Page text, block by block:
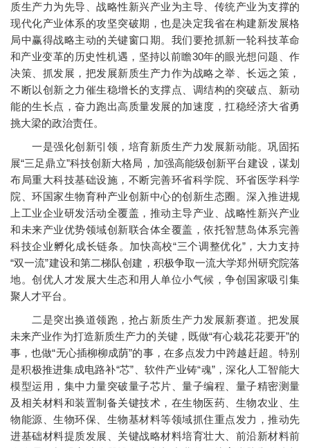
质生产力为先导、战略性新兴产业为主导、传统产业为支撑的
现代化产业体系的攻坚突破期，也是决定我省在构建新发展格
局中赢得战略主动的关键窗口期。我们要抢抓新一轮科技革命
和产业变革的历史性机遇，坚持以前瞻30年的眼光想问题、作
决策、抓发展，把发展新质生产力作为战略之举、长远之策，
不断以创新之力催生稳增长的支撑点、调结构的突破点、新动
能的生长点，奋力跑出高质量发展的加速度，扛稳经济大省勇
挑大梁的政治责任。
一是强化创新引领，培育新质生产力发展新动能。巩固拓
展“三足鼎立”科技创新大格局，加强高能级创新平台建设，谋划
布局重大科技基础设施，不断完善环省科学院、环省医学科学
院、环国家生物育种产业创新中心的创新生态圈。深入推进规
上工业企业研发活动全覆盖，推动主导产业、战略性新兴产业
和未来产业优势领域创新联合体全覆盖，依托智慧岛体系完善
科技企业孵化成长链条。加快高校“三个调整优化”，大力支持
“双一流”建设和第二梯队创建，积极争取一流大学郑州研究院落
地。创优人才发展大生态和用人单位小气候，争创国家吸引集
聚人才平台。
二是突出换道领跑，抢占新质生产力发展新赛道。把发展
未来产业作为打造新质生产力的关键，既做“有心栽花花要开”的
事，也做“无心插柳柳成荫”的事，在多点发力中跨越赶超。特别
是积极推进集成电路补“芯”、软件产业铸“魂”，深化人工智能大
模型运用，集中力量突破量子芯片、量子编程、量子精密测量
及相关材料和装置制备关键技术，在生物医药、生物农业、生
物能源、生物环保、生物基材料等领域抓住重点发力，推动先
进基础材料提质发展、关键战略材料培育壮大、前沿新材料前